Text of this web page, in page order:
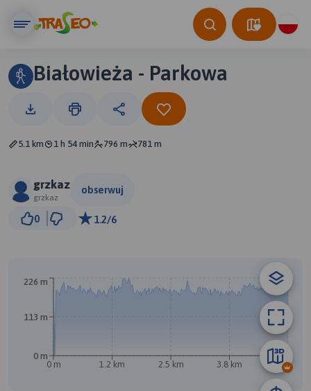
Białowieża - Parkowa
5.1 km 1 h 54 min 796 m 781 m
grzkaz
grzkaz
obserwuj
0 1.2/6
0 m 1.2 km 2.5 km 3.8 km 5.1 km
0 m
113 m
226 m